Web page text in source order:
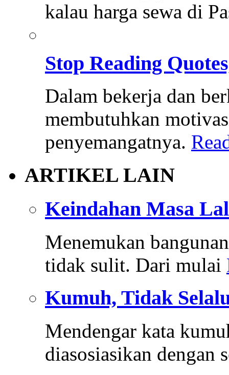
kalau harga sewa di
Stop Reading
Dalam bekerja dan
membutuhkan
penyemangatnya.
ARTIKEL LAIN
Keindahan Masa
Menemukan
tidak sulit. Dari mulai
Kumuh, Tidak
Mendengar kata
diasosiasikan dengan